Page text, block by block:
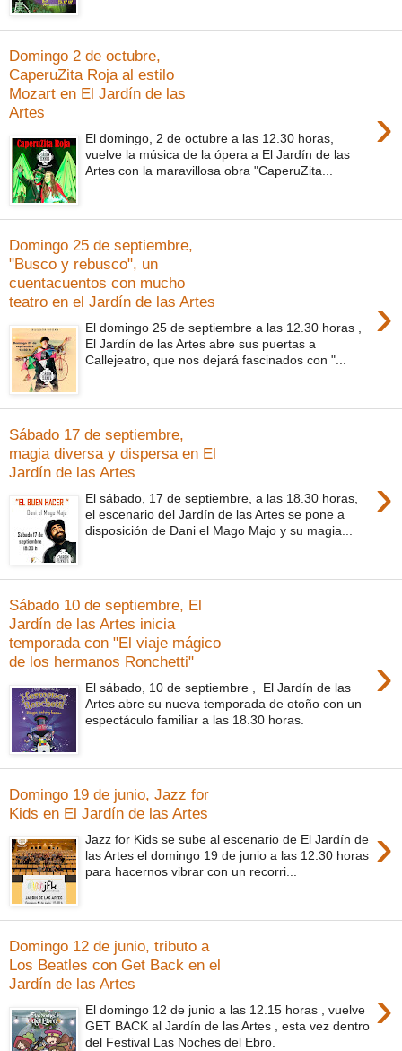
Domingo 2 de octubre,
CaperuZita Roja al estilo
Mozart en El Jardín de las
Artes
›
El domingo, 2 de octubre a las 12.30 horas,
vuelve la música de la ópera a El Jardín de las
Artes con la maravillosa obra "CaperuZita...
Domingo 25 de septiembre,
"Busco y rebusco", un
cuentacuentos con mucho
teatro en el Jardín de las Artes
›
El domingo 25 de septiembre a las 12.30 horas ,
El Jardín de las Artes abre sus puertas a
Callejeatro, que nos dejará fascinados con "...
Sábado 17 de septiembre,
magia diversa y dispersa en El
Jardín de las Artes
›
El sábado, 17 de septiembre, a las 18.30 horas,
el escenario del Jardín de las Artes se pone a
disposición de Dani el Mago Majo y su magia...
Sábado 10 de septiembre, El
Jardín de las Artes inicia
temporada con "El viaje mágico
de los hermanos Ronchetti"
›
El sábado, 10 de septiembre , El Jardín de las
Artes abre su nueva temporada de otoño con un
espectáculo familiar a las 18.30 horas.
Domingo 19 de junio, Jazz for
Kids en El Jardín de las Artes
›
Jazz for Kids se sube al escenario de El Jardín de
las Artes el domingo 19 de junio a las 12.30 horas
para hacernos vibrar con un recorri...
Domingo 12 de junio, tributo a
Los Beatles con Get Back en el
Jardín de las Artes
›
El domingo 12 de junio a las 12.15 horas , vuelve
GET BACK al Jardín de las Artes , esta vez dentro
del Festival Las Noches del Ebro.